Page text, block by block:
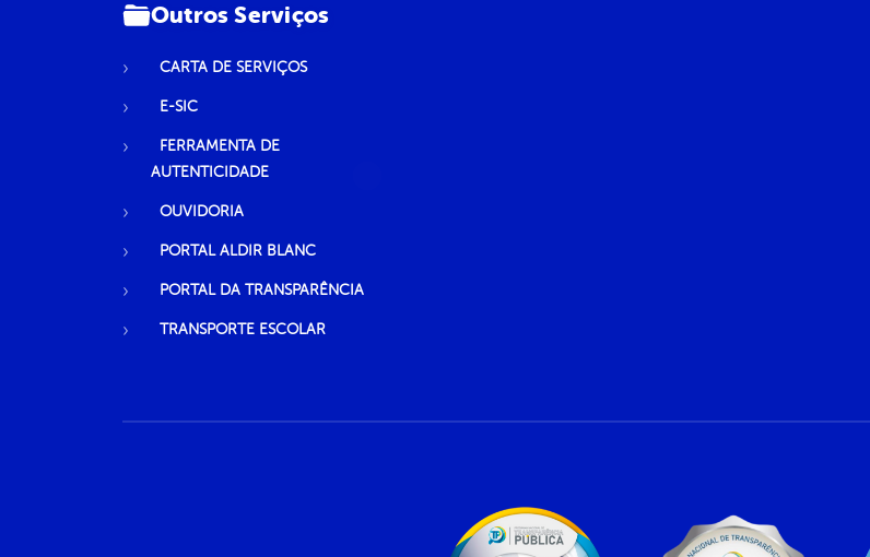
Outros Serviços
CARTA DE SERVIÇOS
E-SIC
FERRAMENTA DE
AUTENTICIDADE
OUVIDORIA
PORTAL ALDIR BLANC
PORTAL DA TRANSPARÊNCIA
TRANSPORTE ESCOLAR